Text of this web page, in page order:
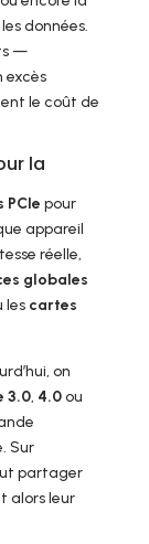
données.
—
excès
le coût de
la
PCIe pour
appareil
réelle,
globales
les cartes
on
3.0, 4.0ou
Sur
partager
alors leur